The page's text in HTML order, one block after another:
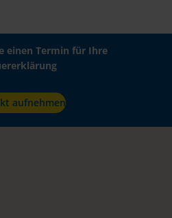
einen Termin für Ihre
aufnehmen